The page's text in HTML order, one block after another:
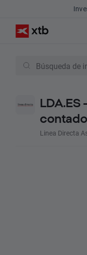
LDA.ES
contado
Linea Directa